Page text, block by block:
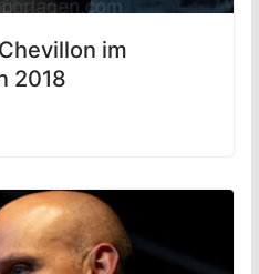
im
2018